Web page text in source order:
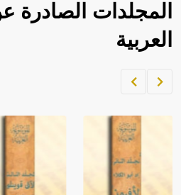
المجلدات الصادرة
العربية